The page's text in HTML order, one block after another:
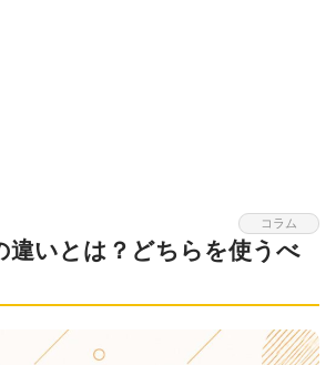
コラム
違いとは？どちらを使うべ